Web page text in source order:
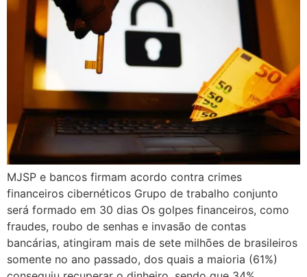
MJSP e bancos firmam acordo contra crimes
financeiros cibernéticos Grupo de trabalho conjunto
será formado em 30 dias Os golpes financeiros, como
fraudes, roubo de senhas e invasão de contas
bancárias, atingiram mais de sete milhões de brasileiros
somente no ano passado, dos quais a maioria (61%)